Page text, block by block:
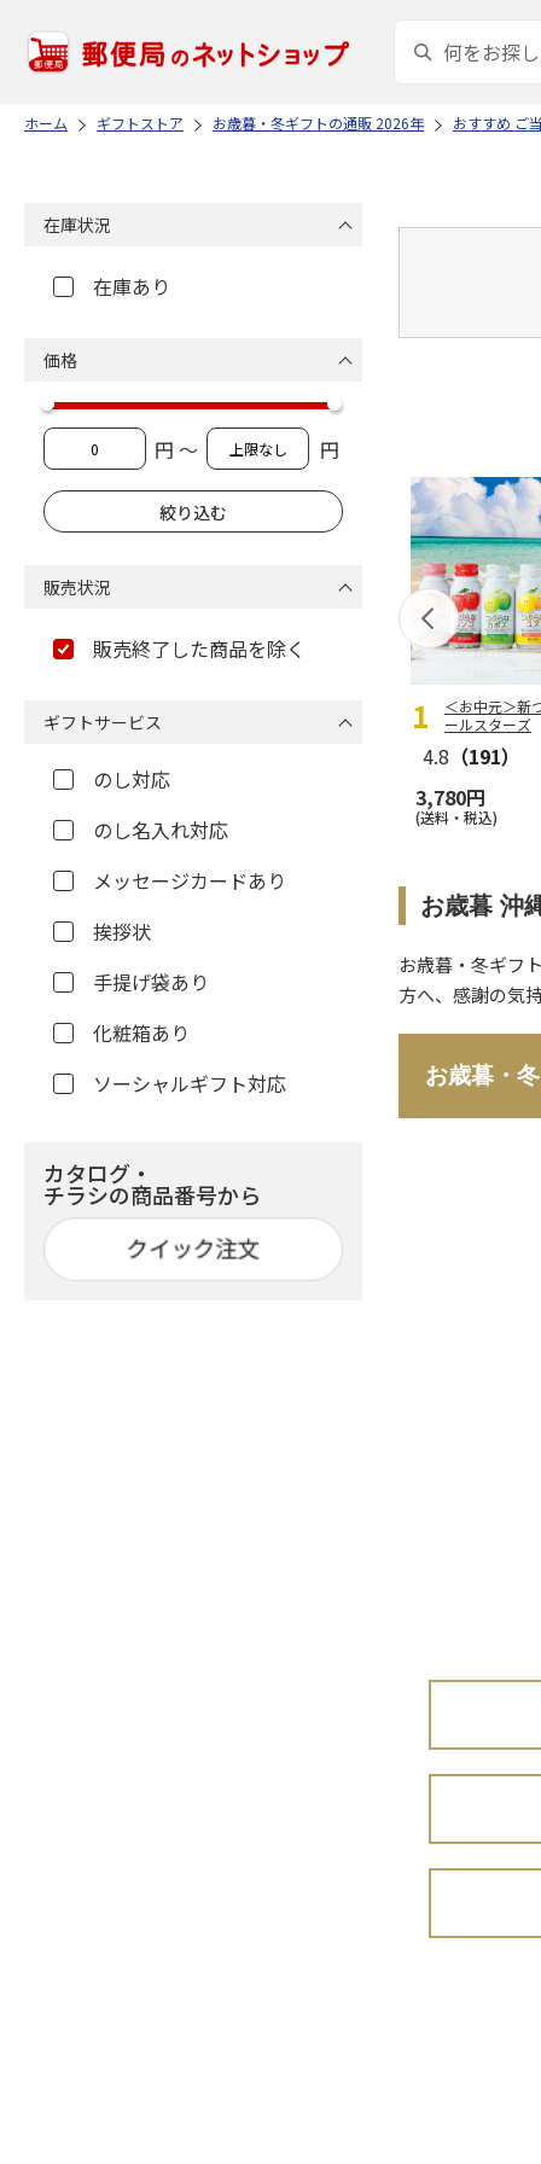
ホーム ギフトストア お歳暮・冬ギフトの通販 2026年 おすすめ ご
＜お中元＞新
ールスターズ
4.8 （191）
3,780円
(送料・税込)
お歳暮 沖
お歳暮・冬ギフ
方へ、感謝の気
お歳暮・
在庫状況
在庫あり
価格
円 ～ 円
販売状況
販売終了した商品を除く
ギフトサービス
のし対応
のし名入れ対応
メッセージカードあり
挨拶状
手提げ袋あり
化粧箱あり
ソーシャルギフト対応
カタログ・
チラシの商品番号から